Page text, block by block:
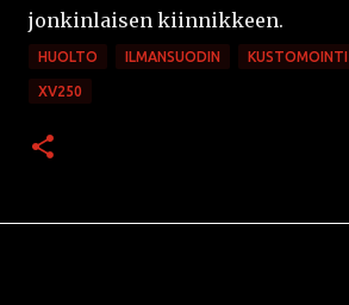
jonkinlaisen kiinnikkeen.
HUOLTO ILMANSUODIN KUSTOMOINTI
XV250